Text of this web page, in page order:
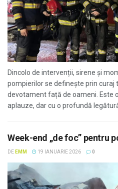
Dincolo de intervenții, sirene și
pompierilor se definește prin curaj
devotament față de oameni. Este
aplauze, dar cu o profundă
Week-end „de foc” pentru
DE EMM 19 IANUARIE 2026 0